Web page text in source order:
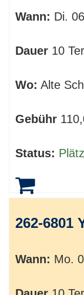
sortiert
Wann: Di.
Dauer 10
Wo: Alte
Gebühr
Status:
262-6801
Wann: Mo.